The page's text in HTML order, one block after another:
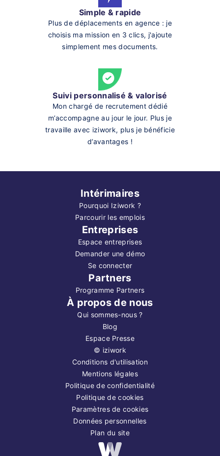
Simple & rapide
Plus de déplacements en agence : je
choisis ma mission en 3 clics, j'ajoute
simplement mes documents.
Suivi personnalisé & valorisé
Mon chargé de recrutement dédié
m’accompagne au jour le jour. Plus je
travaille avec iziwork, plus je bénéficie
d’avantages !
Intérimaires
Pourquoi Iziwork ?
Parcourir les emplois
Entreprises
Espace entreprises
Demander une démo
Se connecter
Partners
Programme Partners
À propos de nous
Qui sommes-nous ?
Blog
Espace Presse
© iziwork
Conditions d'utilisation
Mentions légales
Politique de confidentialité
Politique de cookies
Paramètres de cookies
Données personnelles
Plan du site